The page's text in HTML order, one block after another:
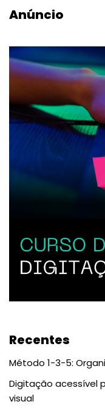
Anúncio
Recentes
Método 1-3-5:
Digitação acessível
visual